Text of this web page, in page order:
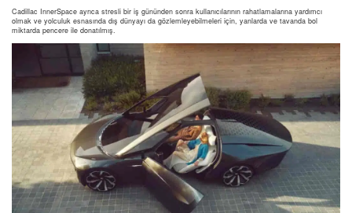
Cadillac InnerSpace ayrıca stresli bir iş gününden sonra kullanıcılarının rahatlamalarına yardımcı
olmak ve yolculuk esnasında dış dünyayı da gözlemleyebilmeleri için, yanlarda ve tavanda bol
miktarda pencere ile donatılmış.